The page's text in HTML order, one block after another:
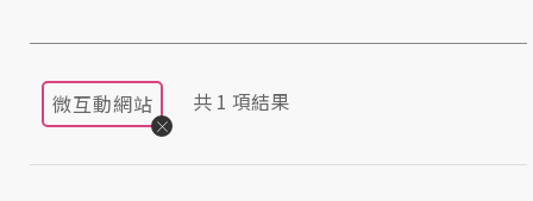
微互動網站 共 1 項結果